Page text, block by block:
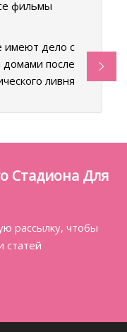
фильмы
имеют дело с
после
ливня
Стадиона Для
рассылку, чтобы
статей